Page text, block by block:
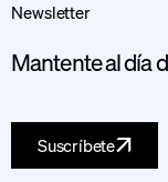
Newsletter
Mantente al día
Suscríbete